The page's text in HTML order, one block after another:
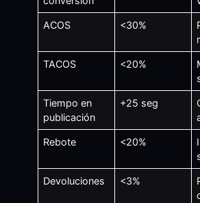
ACOS <30%
TACOS <20%
Tiempo en
publicación
+25 seg
Rebote <20%
Devoluciones <3%